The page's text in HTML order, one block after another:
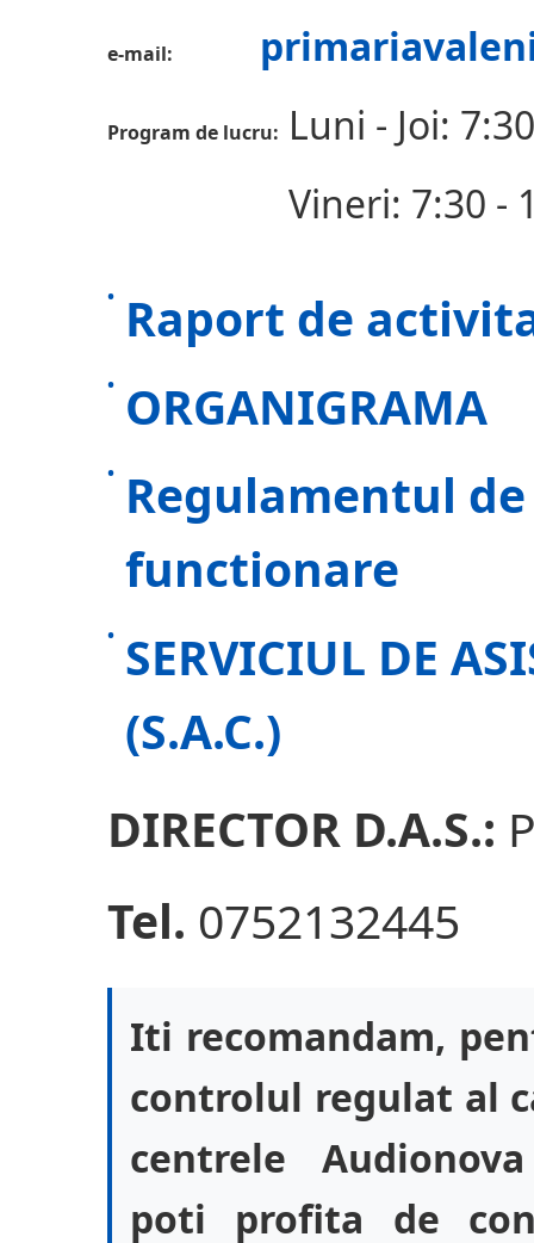
e-mail:
Program de lucru: Luni - Joi:
Vineri: 7:30 -
Raport de
ORGANIGRAMA
Regulamentul
functionare
SERVICIUL DE
(S.A.C.)
DIRECTOR D.A.S.:
Tel. 0752132445
Iti recomandam,
controlul regulat al
centrele
poti profita de